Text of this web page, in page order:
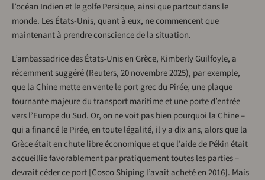
l’océan Indien et le golfe Persique, ainsi que partout dans le
monde. Les États-Unis, quant à eux, ne commencent que
maintenant à prendre conscience de la situation.
L’ambassadrice des États-Unis en Grèce, Kimberly Guilfoyle, a
récemment suggéré (Reuters, 20 novembre 2025), par exemple,
que la Chine mette en vente le port grec du Pirée, une plaque
tournante majeure du transport maritime et une porte d’entrée
vers l’Europe du Sud. Or, on ne voit pas bien pourquoi la Chine –
qui a financé le Pirée, en toute légalité, il y a dix ans, alors que la
Grèce était en chute libre économique et que l’aide de Pékin était
accueillie favorablement par pratiquement toutes les parties –
devrait céder ce port [Cosco Shiping l’avait acheté en 2016]. Mais